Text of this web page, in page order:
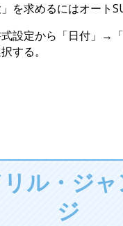
を求めるにはオート
設定から「日付」→
する。
リル・ジ
ジ